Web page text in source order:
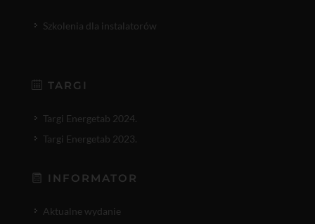
Szkolenia dla instalatorów
TARGI
Targi Energetab 2024.
Targi Energetab 2023.
INFORMATOR
Aktualne wydanie